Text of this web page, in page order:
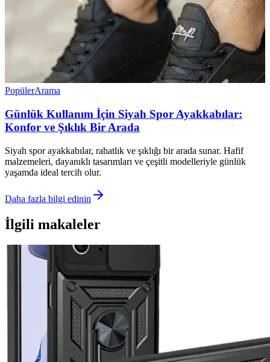
PopülerArama
Günlük Kullanım İçin Siyah Spor Ayakkabılar:
Konfor ve Şıklık Bir Arada
Siyah spor ayakkabılar, rahatlık ve şıklığı bir arada sunar. Hafif
malzemeleri, dayanıklı tasarımları ve çeşitli modelleriyle günlük
yaşamda ideal tercih olur.
Daha fazla bilgi edinin
İlgili makaleler